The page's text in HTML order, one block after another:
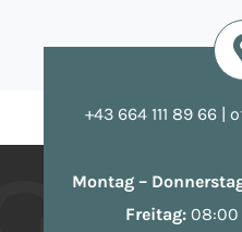
+43 664 111 89 66 |
Montag –
Freitag: 08:00